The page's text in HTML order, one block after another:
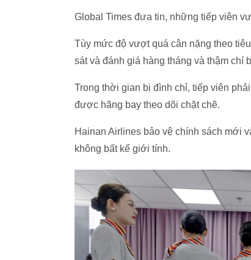
Global Times đưa tin, những tiếp viên
Tùy mức độ vượt quá cân nặng theo
sát và đánh giá hàng tháng và thậm chí
Trong thời gian bị đình chỉ, tiếp viên
được hãng bay theo dõi chặt chẽ.
Hainan Airlines bảo vệ chính sách mới
không bất kể giới tính.